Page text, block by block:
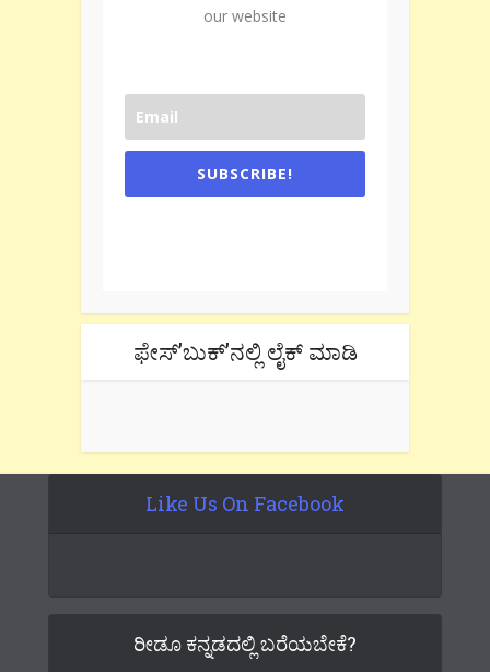
our website
SUBSCRIBE!
ಫೇಸ್’ಬುಕ್’ನಲ್ಲಿ ಲೈಕ್ ಮಾಡಿ
Like Us On Facebook
ರೀಡೂ ಕನ್ನಡದಲ್ಲಿ ಬರೆಯಬೇಕೆ?